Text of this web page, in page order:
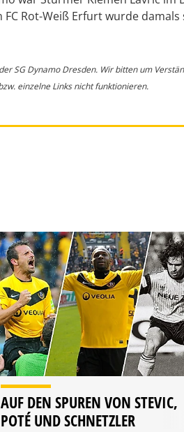
Rot-Weiß Erfurt wurde damals
SG Dynamo Dresden. Wir bitten um
einzelne Links nicht funktionieren.
AUF DEN SPUREN VON STEVIC,
POTÉ UND SCHNETZLER